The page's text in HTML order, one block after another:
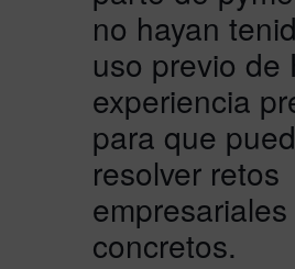
no hayan
uso previo de
experiencia
para que
resolver retos
empresariales
concretos.